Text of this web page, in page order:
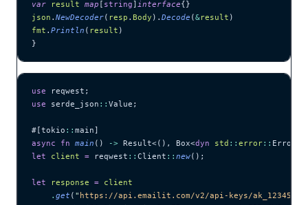
var result map [ string] interface{}
json . NewDecoder( resp . Body ). Decode (&result )
fmt . Println ( result )
}
use reqwest;
use serde_json :: Value;
#[tokio :: main]
async fn main () -> Result<(), Box<dyn std :: error::
let client = reqwest :: Client :: new();
let response = client
    .
get ( " https://api.emailit.com/v2/api-keys/